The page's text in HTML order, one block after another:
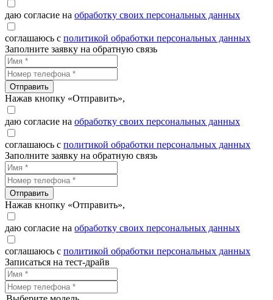
даю согласие на обработку своих персональных данных
соглашаюсь с политикой обработки персональных данных
Заполните заявку на обратную связь
Отправить
Нажав кнопку «Отправить»,
даю согласие на обработку своих персональных данных
соглашаюсь с политикой обработки персональных данных
Заполните заявку на обратную связь
Отправить
Нажав кнопку «Отправить»,
даю согласие на обработку своих персональных данных
соглашаюсь с политикой обработки персональных данных
Записаться на тест-драйв